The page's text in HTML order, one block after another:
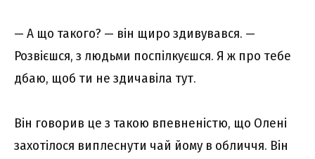
— А що такого? — він щиро здивувався. —
Розвієшся, з людьми поспілкуєшся. Я ж про тебе
дбаю, щоб ти не здичавіла тут.
Він говорив це з такою впевненістю, що Олені
захотілося виплеснути чай йому в обличчя. Він